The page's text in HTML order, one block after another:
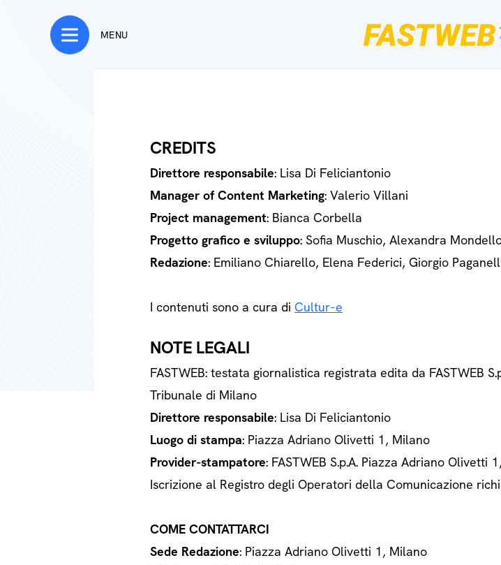
MENU
CREDITS
Direttore responsabile: Lisa Di Feliciantonio
Manager of Content Marketing: Valerio Villani
Project management: Bianca Corbella
Progetto grafico e sviluppo: Sofia Muschio, Alexandra
Redazione: Emiliano Chiarello, Elena Federici, Giorgio
I contenuti sono a cura di Cultur-e
NOTE LEGALI
FASTWEB: testata giornalistica registrata edita da FASTWEB
Tribunale di Milano
Direttore responsabile: Lisa Di Feliciantonio
Luogo di stampa: Piazza Adriano Olivetti 1, Milano
Provider-stampatore: FASTWEB S.p.A. Piazza Adriano Olivetti
Iscrizione al Registro degli Operatori della Comunicazione
COME CONTATTARCI
Sede Redazione: Piazza Adriano Olivetti 1, Milano